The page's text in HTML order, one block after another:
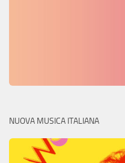
NUOVA MUSICA ITALIANA